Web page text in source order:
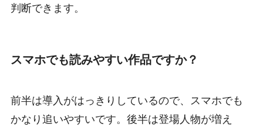
判断できます。
スマホでも読みやすい作品ですか？
前半は導入がはっきりしているので、スマホでも
かなり追いやすいです。後半は登場人物が増え